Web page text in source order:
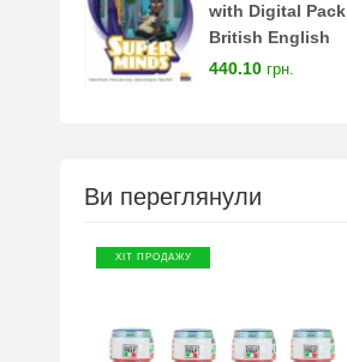
with Digital Pack
British English
440.10 грн.
Ви переглянули
ХІТ ПРОДАЖУ